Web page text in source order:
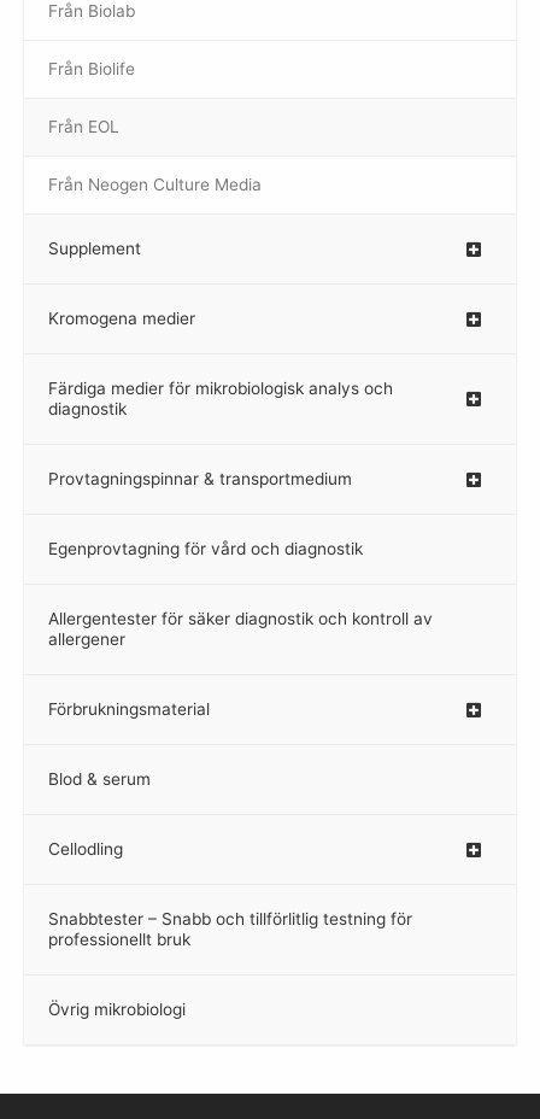
Från Biolab
–
Från Biolife
–
Från EOL
–
Från Neogen Culture Media
–
Supplement
–
Kromogena medier
–
Färdiga medier för mikrobiologisk analys och
diagnostik
Provtagningspinnar & transportmedium
–
Egenprovtagning för vård och diagnostik
–
Allergentester för säker diagnostik och kontroll av
allergener
–
Förbrukningsmaterial
Blod & serum
Cellodling
–
Snabbtester – Snabb och tillförlitlig testning för
professionellt bruk
–
Övrig mikrobiologi
–